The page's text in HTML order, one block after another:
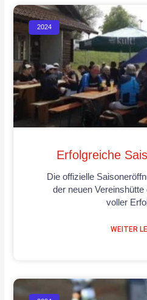
2024
Erfolgreiche
Die offizielle
der neuen
voller
WEITER